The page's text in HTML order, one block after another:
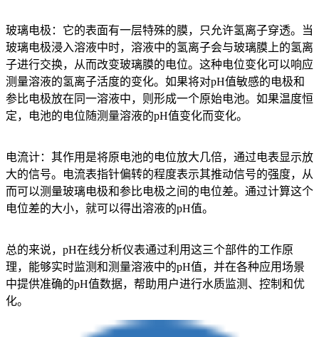
玻璃电极：它的表面有一层特殊的膜，只允许氢离子穿透。当
玻璃电极浸入溶液中时，溶液中的氢离子会与玻璃膜上的氢离
子进行交换，从而改变玻璃膜的电位。这种电位变化可以响应
测量溶液的氢离子活度的变化。如果将对pH值敏感的电极和
参比电极放在同一溶液中，则形成一个原始电池。如果温度恒
定，电池的电位随测量溶液的pH值变化而变化。
电流计：其作用是将原电池的电位放大几倍，通过电表显示放
大的信号。电流表指针偏转的程度表示其推动信号的强度，从
而可以测量玻璃电极和参比电极之间的电位差。通过计算这个
电位差的大小，就可以得出溶液的pH值。
总的来说，pH在线分析仪表通过利用这三个部件的工作原
理，能够实时监测和测量溶液中的pH值，并在各种应用场景
中提供准确的pH值数据，帮助用户进行水质监测、控制和优
化。